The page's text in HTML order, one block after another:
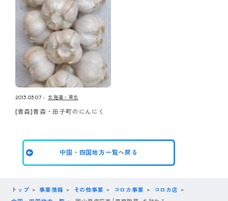
2013.03.07 北海道・東北
[青森]青森・田子町のにんにく
中国・四国地方一覧へ戻る
トップ 事業情報 その他事業 コロカ事業
コロカ店